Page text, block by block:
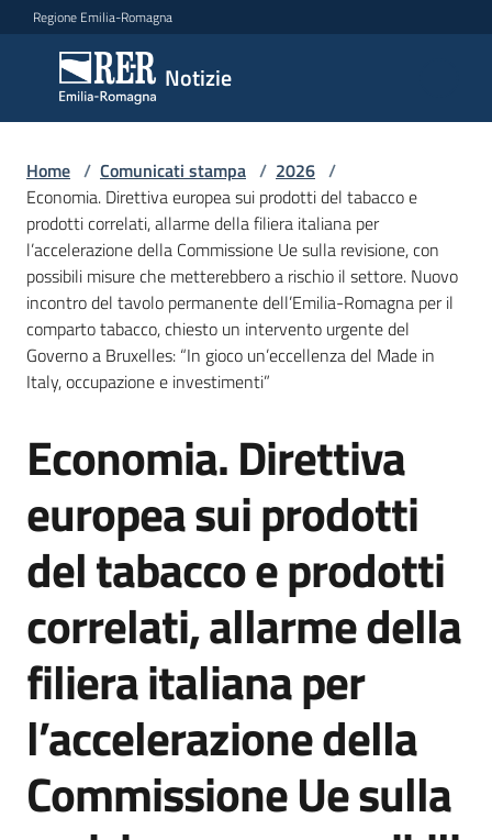
Vai al contenuto
Vai alla navigazione
Vai al footer
Regione Emilia-Romagna
Notizie
Notizie
Comunicati
stampa
Menu selezionato
Cerca
un
comunicato
Risorse
Agenzia
di
informazione
e
comunicazione
su
Home / Comunicati stampa / 2026 /
Economia. Direttiva europea sui prodotti del tabacco e
prodotti correlati, allarme della filiera italiana per
l’accelerazione della Commissione Ue sulla revisione, con
possibili misure che metterebbero a rischio il settore. Nuovo
incontro del tavolo permanente dell’Emilia-Romagna per il
comparto tabacco, chiesto un intervento urgente del
Governo a Bruxelles: “In gioco un’eccellenza del Made in
Italy, occupazione e investimenti”
Salta al contenuto
Economia. Direttiva
europea sui prodotti
del tabacco e prodotti
correlati, allarme della
filiera italiana per
l’accelerazione della
Commissione Ue sulla